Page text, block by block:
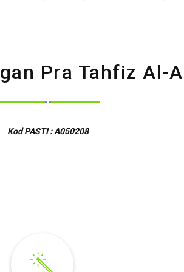
Pra Tahfiz Al-
Kod PASTI : A050208